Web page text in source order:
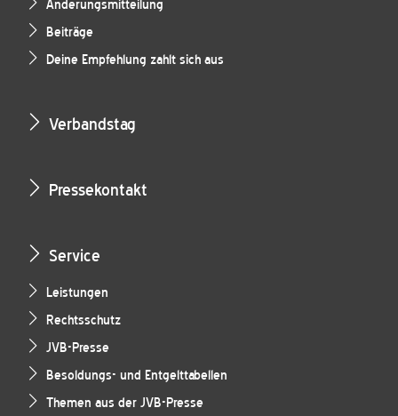
Änderungsmitteilung
Beiträge
Deine Empfehlung zahlt sich aus
Verbandstag
Pressekontakt
Service
Leistungen
Rechtsschutz
JVB-Presse
Besoldungs- und Entgelttabellen
Themen aus der JVB-Presse